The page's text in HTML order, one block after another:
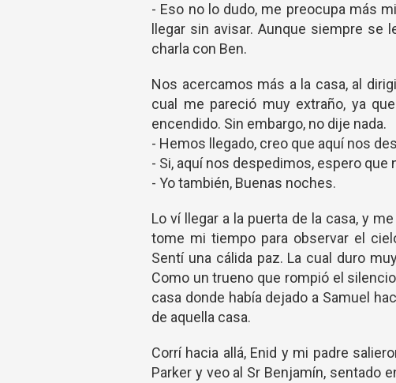
- Eso no lo dudo, me preocupa más
llegar sin avisar. Aunque siempre
charla con Ben.
Nos acercamos más a la casa, al
cual me pareció muy extraño, ya
encendido. Sin embargo, no dije nada.
- Hemos llegado, creo que aquí nos
- Si, aquí nos despedimos, espero
- Yo también, Buenas noches.
Lo ví llegar a la puerta de la casa, y
tome mi tiempo para observar el
Sentí una cálida paz. La cual duro
Como un trueno que rompió el
casa donde había dejado a Samuel
de aquella casa.
Corrí hacia allá, Enid y mi padre
Parker y veo al Sr Benjamín, sentado